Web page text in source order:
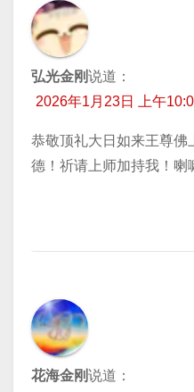
弘光金刚说道：
2026年1月23日 上午
恭敬顶礼大日如来王尊佛
德！祈请上师加持我！喇
花海金刚说道：